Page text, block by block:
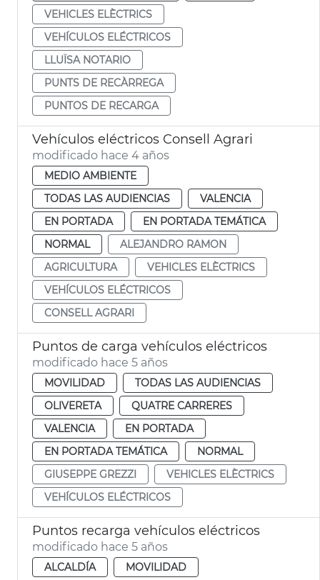
VEHICLES ELÈCTRICS
VEHÍCULOS ELÉCTRICOS
LLUÏSA NOTARIO
PUNTS DE RECÀRREGA
PUNTOS DE RECARGA
Vehículos eléctricos Consell Agrari
modificado hace 4 años
MEDIO AMBIENTE
TODAS LAS AUDIENCIAS
VALENCIA
EN PORTADA
EN PORTADA TEMÁTICA
NORMAL
ALEJANDRO RAMON
AGRICULTURA
VEHICLES ELÈCTRICS
VEHÍCULOS ELÉCTRICOS
CONSELL AGRARI
Puntos de carga vehículos eléctricos
modificado hace 5 años
MOVILIDAD
TODAS LAS AUDIENCIAS
OLIVERETA
QUATRE CARRERES
VALENCIA
EN PORTADA
EN PORTADA TEMÁTICA
NORMAL
GIUSEPPE GREZZI
VEHICLES ELÈCTRICS
VEHÍCULOS ELÉCTRICOS
Puntos recarga vehículos eléctricos
modificado hace 5 años
ALCALDÍA
MOVILIDAD